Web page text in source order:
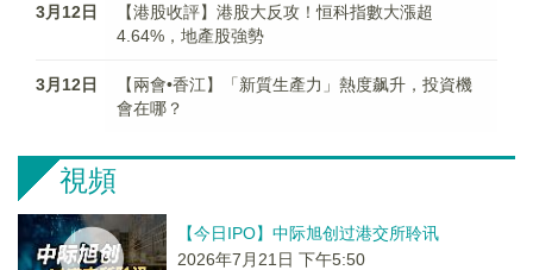
3月12日
【港股收評】港股大反攻！恒科指數大漲超
4.64%，地產股強勢
3月12日
【兩會•香江】「新質生產力」熱度飙升，投資機
會在哪？
視頻
【今日IPO】中际旭创过港交所聆讯
2026年7月21日 下午5:50